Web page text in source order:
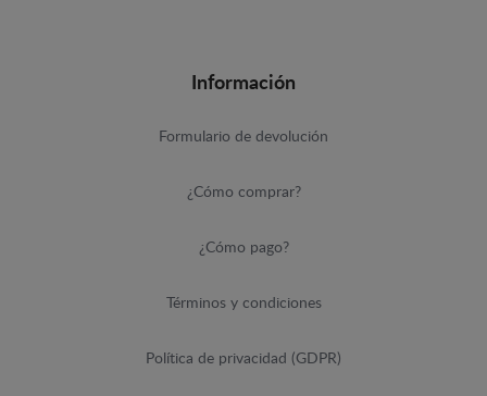
Información
Formulario de devolución
¿Cómo comprar?
¿Cómo pago?
Términos y condiciones
Política de privacidad (GDPR)